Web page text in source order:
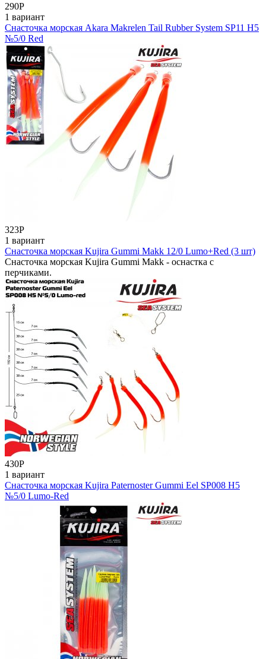
290Р
1 вариант
Снасточка морская Akara Makrelen Tail Rubber System SP11 H5
№5/0 Red
323Р
1 вариант
Снасточка морская Kujira Gummi Makk 12/0 Lumo+Red (3 шт)
Снасточка морская Kujira Gummi Makk - оснастка с
перчиками.
430Р
1 вариант
Снасточка морская Kujira Paternoster Gummi Eel SP008 H5
№5/0 Lumo-Red